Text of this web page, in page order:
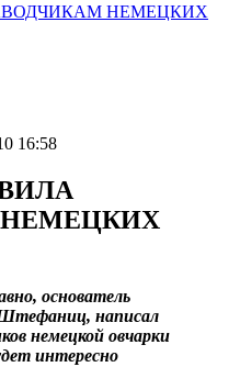
НЕМЕЦКИХ
16:58
основатель
написал
немецкой овчарки
интересно